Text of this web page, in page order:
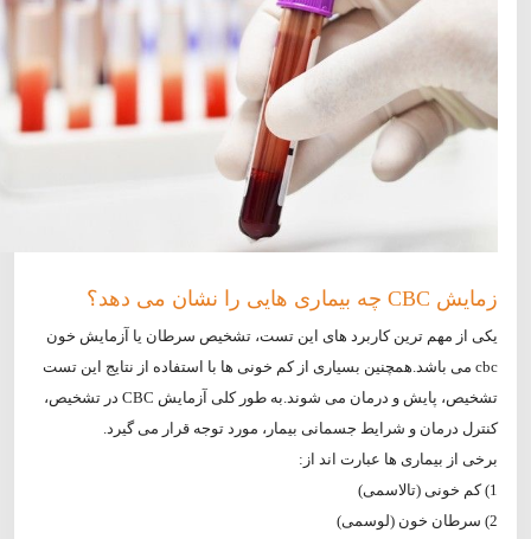
زمایش CBC چه بیماری هایی را نشان می دهد؟
یکی از مهم ترین کاربرد های این تست، تشخیص سرطان یا آزمایش خون
cbc می باشد.همچنین بسیاری از کم خونی ها با استفاده از نتایج این تست
تشخیص، پایش و درمان می شوند.به طور کلی آزمایش CBC در تشخیص،
کنترل درمان و شرایط جسمانی بیمار، مورد توجه قرار می گیرد.
برخی از بیماری ها عبارت اند از:
1) کم خونی (تالاسمی)
2) سرطان خون (لوسمی)